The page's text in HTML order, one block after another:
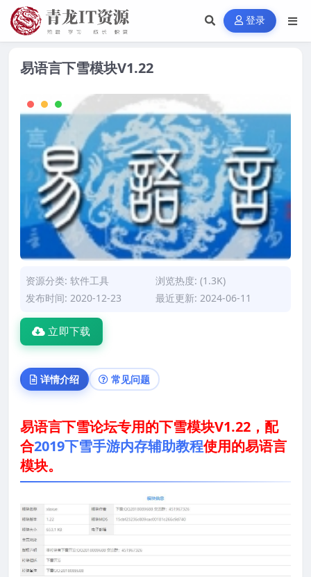
登录
易语言下雪模块V1.22
资源分类: 软件工具
浏览热度: (1.3K)
发布时间: 2020-12-23
最近更新: 2024-06-11
立即下载
详情介绍 常见问题
易语言下雪论坛专用的下雪模块V1.22，配
合2019下雪手游内存辅助教程使用的易语言
模块。